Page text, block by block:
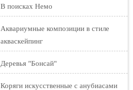
В поисках Немо
Аквариумные композиции в стиле
акваскейпинг
Деревья "Бонсай"
Коряги искусственные с анубиасами